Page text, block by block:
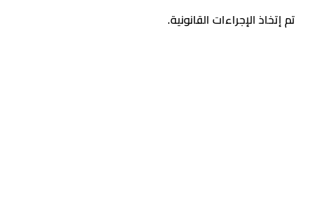
تم إتخاذ الإجراءات القانونية.